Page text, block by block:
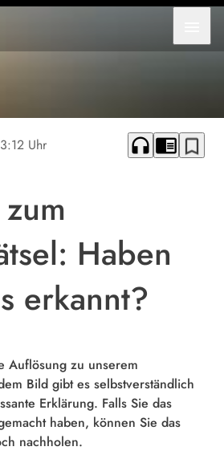
Uhr headphones chrome_reader_mode bookmark_border
Haben
erkannt?
Auflösung zu unserem
Bild gibt es selbstverständlich
Erklärung. Falls Sie das
haben, können Sie das
nachholen.